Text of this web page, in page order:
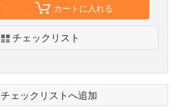
カートに入れる
チェックリスト
チェックリストへ追加